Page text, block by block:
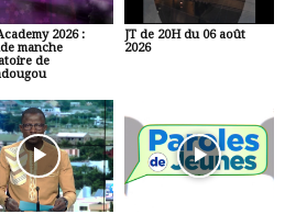
2026 :
manche
de
JT de 20H du 06 août
2026